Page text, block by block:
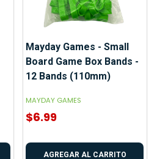
Mayday Games - Small
Board Game Box Bands -
12 Bands (110mm)
MAYDAY GAMES
$6.99
AGREGAR AL CARRITO